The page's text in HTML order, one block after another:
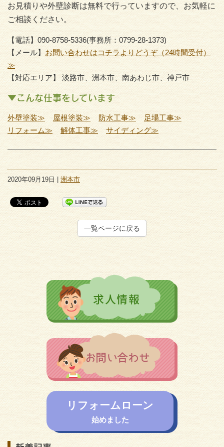
お見積りや外壁診断は無料で行っていますので、お気軽に
ご相談ください。
【電話】090-8758-5336(事務所：0799-28-1373)
【メール】 お問い合わせはコチラよりどうぞ（24時間受付）
≫
【対応エリア】 淡路市、洲本市、南あわじ市、神戸市
▼こんな仕事をしています
外壁塗装≫ 屋根塗装≫ 防水工事≫
足場工事≫
リフォーム≫
解体工事≫ サイディング≫
2020年09月19日 | 洲本市
一覧ページに戻る
リフォームローン
始めました